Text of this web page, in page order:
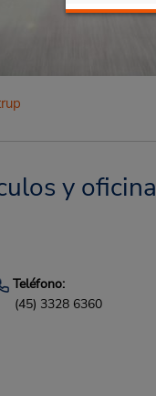
y
Teléfono:
(45) 3328 6360